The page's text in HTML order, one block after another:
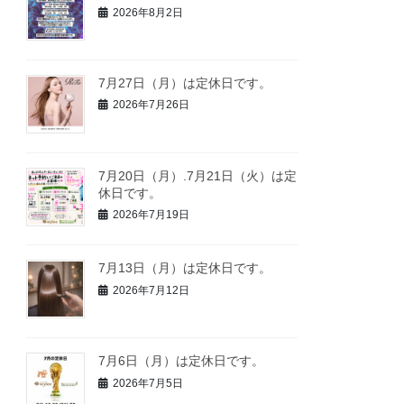
2026年8月2日
7月27日（月）は定休日です。
2026年7月26日
7月20日（月）.7月21日（火）は定
休日です。
2026年7月19日
7月13日（月）は定休日です。
2026年7月12日
7月6日（月）は定休日です。
2026年7月5日